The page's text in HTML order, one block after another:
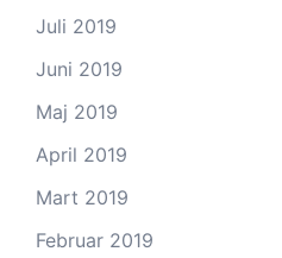
Juli 2019
Juni 2019
Maj 2019
April 2019
Mart 2019
Februar 2019